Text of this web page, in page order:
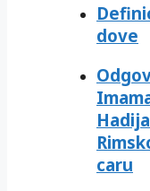
dove
Hadija
caru